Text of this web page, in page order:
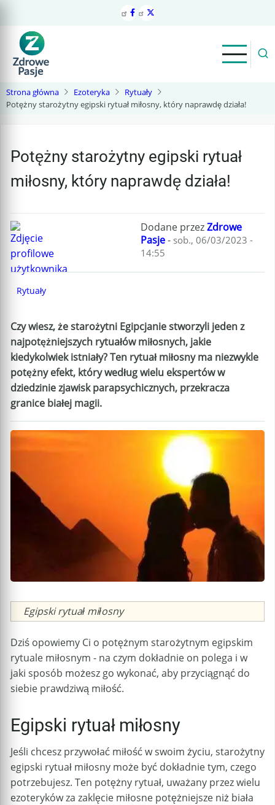
treści
Strona główna Ezoteryka
Rytuały
Potężny starożytny egipski rytuał miłosny, który naprawdę działa!
Potężny starożytny egipski rytuał
miłosny, który naprawdę działa!
Dodane przezZdrowe
Pasje- sob., 06/03/2023 -
14:55
Rytuały
Czy wiesz, że starożytni Egipcjanie stworzyli jeden z
najpotężniejszych rytuałów miłosnych, jakie
kiedykolwiek istniały? Ten rytuał miłosny ma niezwykle
potężny efekt, który według wielu ekspertów w
dziedzinie zjawisk parapsychicznych, przekracza
granice białej magii.
Caption
Egipski rytuał miłosny
Dziś opowiemy Ci o potężnym starożytnym egipskim
rytuale miłosnym - na czym dokładnie on polega i w
jaki sposób możesz go wykonać, aby przyciągnąć do
siebie prawdziwą miłość.
Egipski rytuał miłosny
Jeśli chcesz przywołać miłość w swoim życiu, starożytny
egipski rytuał miłosny może być dokładnie tym, czego
potrzebujesz. Ten potężny rytuał, uważany przez wielu
ezoteryków za zaklęcie miłosne potężniejsze niż biała